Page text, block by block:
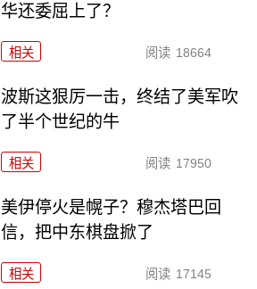
华还委屈上了？
相关 阅读 18664
波斯这狠厉一击，终结了美军吹
了半个世纪的牛
相关 阅读 17950
美伊停火是幌子？穆杰塔巴回
信，把中东棋盘掀了
相关 阅读 17145